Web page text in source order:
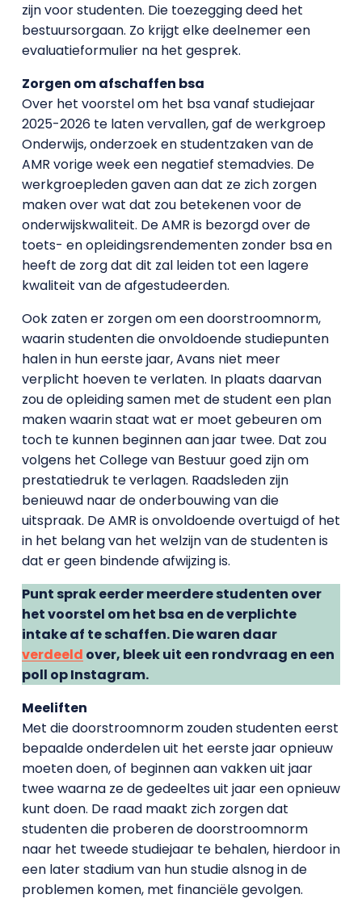
zijn voor studenten. Die toezegging deed het
bestuursorgaan. Zo krijgt elke deelnemer een
evaluatieformulier na het gesprek.
Zorgen om afschaffen bsa
Over het voorstel om het bsa vanaf studiejaar
2025-2026 te laten vervallen, gaf de werkgroep
Onderwijs, onderzoek en studentzaken van de
AMR vorige week een negatief stemadvies. De
werkgroepleden gaven aan dat ze zich zorgen
maken over wat dat zou betekenen voor de
onderwijskwaliteit. De AMR is bezorgd over de
toets- en opleidingsrendementen zonder bsa en
heeft de zorg dat dit zal leiden tot een lagere
kwaliteit van de afgestudeerden.
Ook zaten er zorgen om een doorstroomnorm,
waarin studenten die onvoldoende studiepunten
halen in hun eerste jaar, Avans niet meer
verplicht hoeven te verlaten. In plaats daarvan
zou de opleiding samen met de student een plan
maken waarin staat wat er moet gebeuren om
toch te kunnen beginnen aan jaar twee. Dat zou
volgens het College van Bestuur goed zijn om
prestatiedruk te verlagen. Raadsleden zijn
benieuwd naar de onderbouwing van die
uitspraak. De AMR is onvoldoende overtuigd of het
in het belang van het welzijn van de studenten is
dat er geen bindende afwijzing is.
Punt sprak eerder meerdere studenten over
het voorstel om het bsa en de verplichte
intake af te schaffen. Die waren daar
verdeeld over, bleek uit een rondvraag en een
poll op Instagram.
Meeliften
Met die doorstroomnorm zouden studenten eerst
bepaalde onderdelen uit het eerste jaar opnieuw
moeten doen, of beginnen aan vakken uit jaar
twee waarna ze de gedeeltes uit jaar een opnieuw
kunt doen. De raad maakt zich zorgen dat
studenten die proberen de doorstroomnorm
naar het tweede studiejaar te behalen, hierdoor in
een later stadium van hun studie alsnog in de
problemen komen, met financiële gevolgen.